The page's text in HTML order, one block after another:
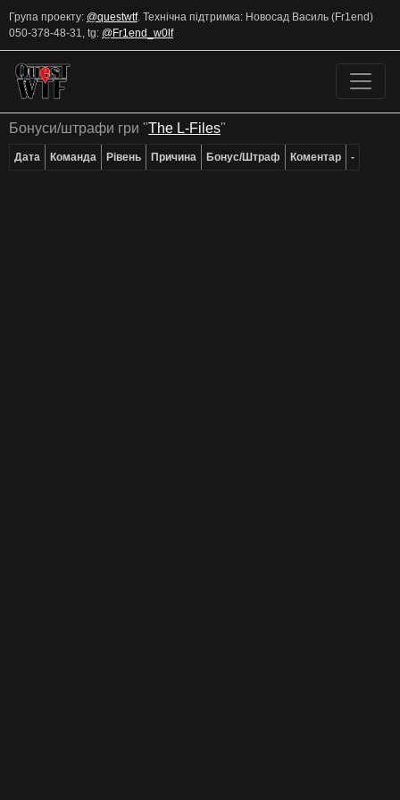
Група проекту: @questwtf. Технічна підтримка: Новосад Василь (Fr1end)
050-378-48-31, tg: @Fr1end_w0lf
Бонуси/штрафи гри "The L-Files"
Дата Команда Рівень Причина Бонус/Штраф Коментар -